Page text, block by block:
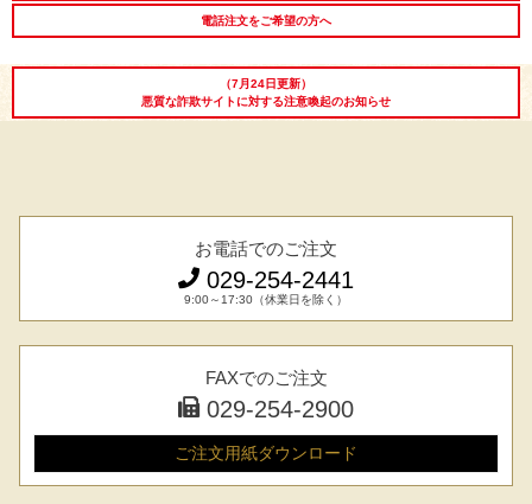
電話注文をご希望の方へ
（7月24日更新）
悪質な詐欺サイトに対する注意喚起のお知らせ
お電話でのご注文
029-254-2441
9:00～17:30（休業日を除く）
FAXでのご注文
029-254-2900
ご注文用紙ダウンロード